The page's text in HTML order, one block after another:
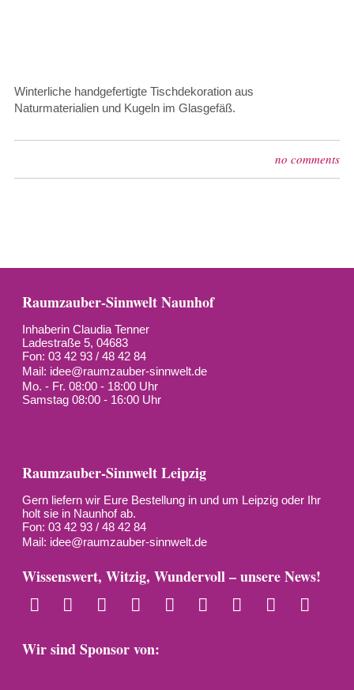
Winterliche handgefertigte Tischdekoration aus
Naturmaterialien und Kugeln im Glasgefäß.
no comments
Raumzauber-Sinnwelt Naunhof
Inhaberin Claudia Tenner
Ladestraße 5, 04683
Fon: 03 42 93 / 48 42 84
Mail: idee@raumzauber-sinnwelt.de
Mo. - Fr. 08:00 - 18:00 Uhr
Samstag 08:00 - 16:00 Uhr
Raumzauber-Sinnwelt Leipzig
Gern liefern wir Eure Bestellung in und um Leipzig oder Ihr
holt sie in Naunhof ab.
Fon: 03 42 93 / 48 42 84
Mail: idee@raumzauber-sinnwelt.de
Wissenswert, Witzig, Wundervoll – unsere News!
Wir sind Sponsor von: